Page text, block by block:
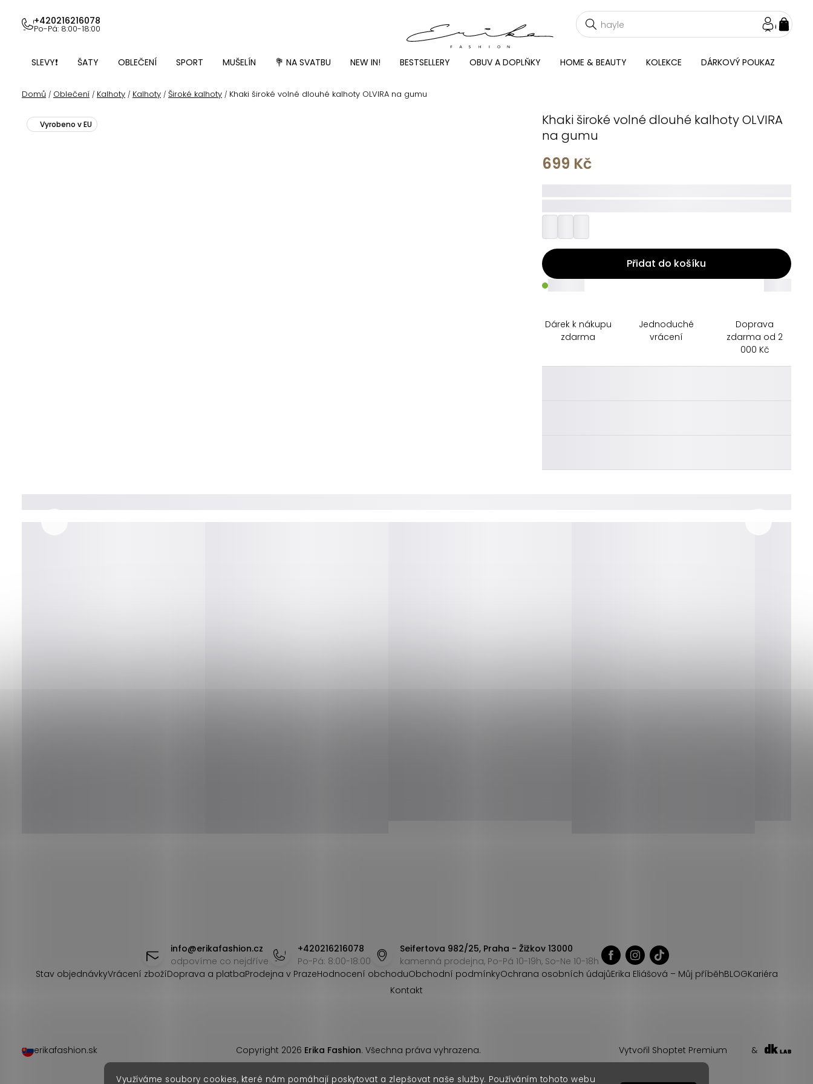
Využíváme soubory cookies, které nám pomáhají poskytovat a zlepšovat naše služby. Používáním tohoto webu
obsah
+420216216078
Po-Pá: 8:00-18:00
SLEVY❗ ŠATY OBLEČENÍ SPORT MUŠELÍN 💐 NA SVATBU NEW IN! BESTSELLERY OBUV A DOPLŇKY HOME & BEAUTY KOLEKCE DÁRKOVÝ POUKAZ
Domů / Oblečení / Kalhoty / Kalhoty / Široké kalhoty / Khaki široké volné dlouhé kalhoty OLVIRA na gumu
Khaki široké volné dlouhé kalhoty OLVIRA
na gumu
Vyrobeno v EU
699 Kč
Přidat do košíku
_____
Dárek k nákupu
zdarma
Jednoduché
vrácení
Doprava
zdarma od 2
000 Kč
info@erikafashion.cz
odpovíme co nejdříve
+420216216078
Po-Pá: 8:00-18:00
Seifertova 982/25, Praha - Žižkov 13000
kamenná prodejna, Po-Pá 10-19h, So-Ne 10-18h
Stav objednávkyVrácení zbožíDoprava a platbaProdejna v PrazeHodnocení obchoduObchodní podmínkyOchrana osobních údajůErika Eliášová – Můj příběhBLOGKariéra
Kontakt
Vytvořil Shoptet Premium &
Copyright 2026 Erika Fashion. Všechna práva vyhrazena.
erikafashion.sk